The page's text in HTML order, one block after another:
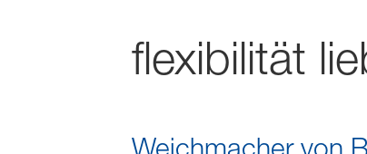
flexibilität